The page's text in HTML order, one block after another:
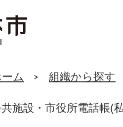
ム 組織から探す
施設・市役所電話帳(